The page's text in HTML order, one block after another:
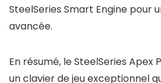
SteelSeries Smart Engine pour
avancée.
En résumé, le SteelSeries Apex
un clavier de jeu exceptionnel